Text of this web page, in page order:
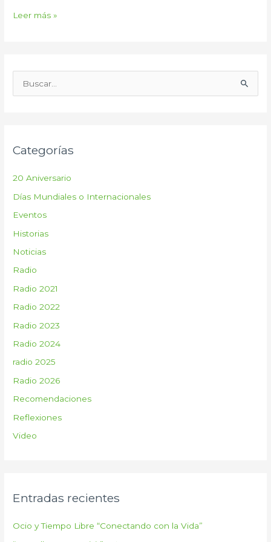
Leer más »
a
p
o
r
:
Categorías
20 Aniversario
Días Mundiales o Internacionales
Eventos
Historias
Noticias
Radio
Radio 2021
Radio 2022
Radio 2023
Radio 2024
radio 2025
Radio 2026
Recomendaciones
Reflexiones
Video
Entradas recientes
Ocio y Tiempo Libre “Conectando con la Vida”